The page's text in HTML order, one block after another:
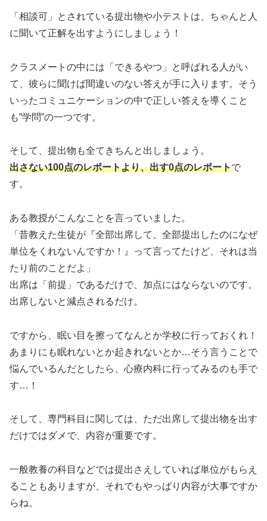
「相談可」とされている提出物や小テストは、ちゃんと人
に聞いて正解を出すようにしましょう！
クラスメートの中には「できるやつ」と呼ばれる人がい
て、彼らに聞けば間違いのない答えが手に入ります。そう
いったコミュニケーションの中で正しい答えを導くこと
も”学問”の一つです。
そして、提出物も全てきちんと出しましょう。
出さない100点のレポートより、出す0点のレポートで
す。
ある教授がこんなことを言っていました。
「昔教えた生徒が『全部出席して、全部提出したのになぜ
単位をくれないんですか！』って言ってたけど、それは当
たり前のことだよ」
出席は「前提」であるだけで、加点にはならないのです。
出席しないと減点されるだけ。
ですから、眠い目を擦ってなんとか学校に行っておくれ！
あまりにも眠れないとか起きれないとか…そう言うことで
悩んでいるんだとしたら、心療内科に行ってみるのも手で
す…！
そして、専門科目に関しては、ただ出席して提出物を出す
だけではダメで、内容が重要です。
一般教養の科目などでは提出さえしていれば単位がもらえ
ることもありますが、それでもやっぱり内容が大事ですか
らね。